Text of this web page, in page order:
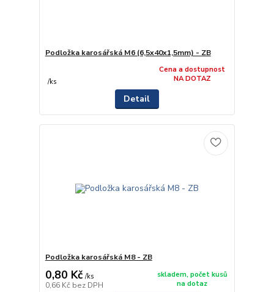
Podložka karosářská M6 (6,5x40x1,5mm) - ZB
/ks
Cena a dostupnost
NA DOTAZ
Detail
Podložka karosářská M8 - ZB
0,80 Kč /ks
0,66 Kč bez DPH
skladem, počet kusů
na dotaz